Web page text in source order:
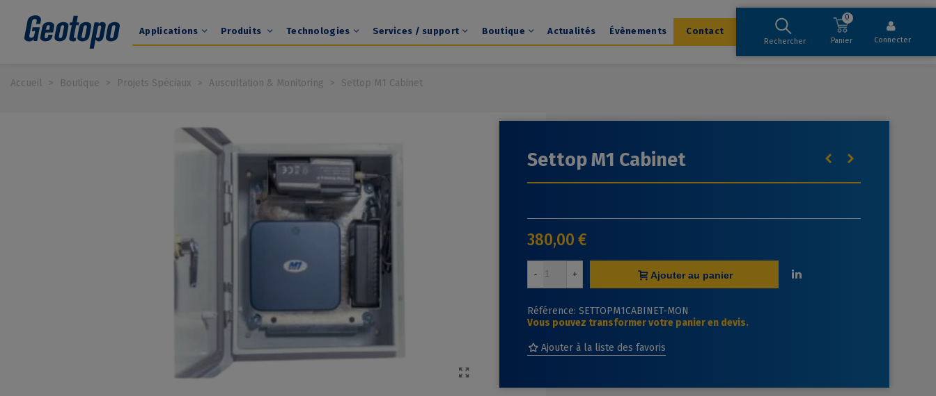
Applications Produits Technologies Services / support Boutique Actualités Évènements Contact
Rechercher Panier
0
Connecter
Accueil > Boutique > Projets Spéciaux > Auscultation & Monitoring > Settop M1 Cabinet
Settop M1 Cabinet
380,00 €
- + Ajouter au panier
Référence: SETTOPM1CABINET-MON
Vous pouvez transformer votre panier en devis.
Ajouter à la liste des favoris